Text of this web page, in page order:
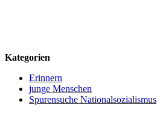
Kategorien
Erinnern
junge Menschen
Spurensuche Nationalsozialismus